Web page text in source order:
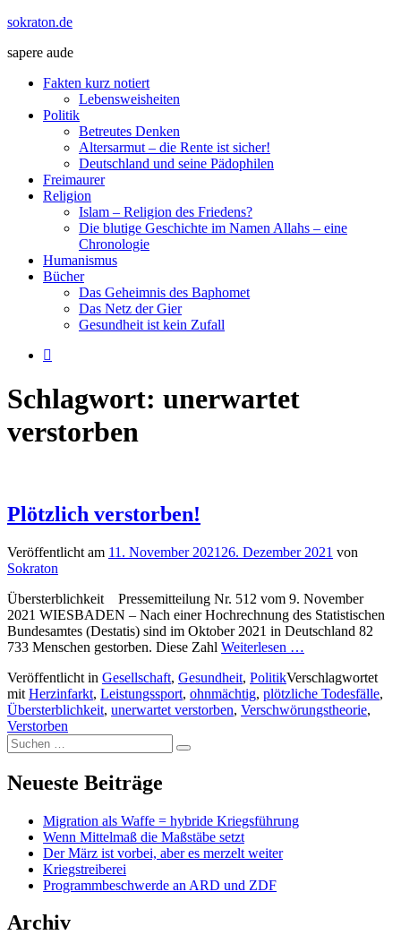
Zum
springen
sokraton.de
sapere aude
Menü
Fakten kurz notiert
Lebensweisheiten
Politik
Betreutes Denken
Altersarmut – die Rente ist sicher!
Deutschland und seine Pädophilen
Freimaurer
Religion
Islam – Religion des Friedens?
Die blutige Geschichte im Namen Allahs – eine
Chronologie
Humanismus
Bücher
Das Geheimnis des Baphomet
Das Netz der Gier
Gesundheit ist kein Zufall
Schlagwort: unerwartet
verstorben
Plötzlich verstorben!
Veröffentlicht am 11. November 2021 26. Dezember 2021 von
Sokraton
Übersterblichkeit Pressemitteilung Nr. 512 vom 9. November
2021 WIESBADEN – Nach einer Hochrechnung des Statistischen
Bundesamtes (Destatis) sind im Oktober 2021 in Deutschland 82
733 Menschen gestorben. Diese Zahl Weiterlesen …
Veröffentlicht in Gesellschaft, Gesundheit, PolitikVerschlagwortet
mit Herzinfarkt, Leistungssport, ohnmächtig, plötzliche Todesfälle,
Übersterblichkeit, unerwartet verstorben, Verschwörungstheorie,
Verstorben
Suchen
nach:
Suchen
Neueste Beiträge
Migration als Waffe = hybride Kriegsführung
Wenn Mittelmaß die Maßstäbe setzt
Der März ist vorbei, aber es merzelt weiter
Kriegstreiberei
Programmbeschwerde an ARD und ZDF
Archiv